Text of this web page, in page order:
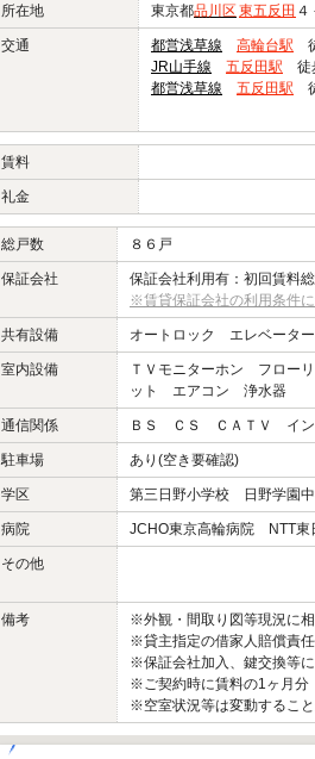
所在地 東京都品川区 東五反田 ４
交通 都営浅草線 高輪台駅
JR山手線
五反田駅 徒
都営浅草線
五反田駅
賃料
礼金
総戸数 ８６戸
保証会社
保証会社利用有：初回賃料
※賃貸保証会社の利用条件
共有設備 オートロック エレベータ
室内設備
ＴＶモニターホン フロー
ット エアコン 浄水器
通信関係 ＢＳ ＣＳ ＣＡＴＶ イン
駐車場 あり(空き要確認)
学区 第三日野小学校 日野学園
病院 JCHO東京高輪病院 NTT東
その他
備考
※外観・間取り図等
※貸主指定の借家人賠償責
※保証会社加入、鍵交換等
※ご契約時に賃料の1ヶ月分
※空室状況等は変動するこ